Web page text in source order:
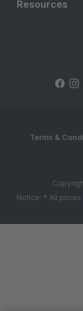
Resources
Terms &
Notice: * All